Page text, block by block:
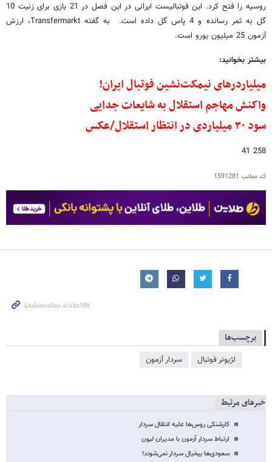
روسیه را فتح کرد. این فوتبالیست ایرانی در این فصل در 21 بازی برای زنیت 10
گل به ثمر رسانده و 4 پاس گل داده است. به گفته Transfermarkt، ارزش
آزمون 25 میلیون یورو است.
بیشتر بخوانید:
میلیاردرهای نیمکت‌نشین فوتبال ایران!
واکنش مهاجم استقلال به شایعات جدایی
سود ۳۰ میلیاردی در انتظار استقلال/عکس
258 41
کد مطلب 1591281
برچسب‌ها
لژیونر فوتبال سردار آزمون
خبرهای مرتبط
کارشنکی روس‌ها علیه انتقال سردار
ارتباط سردار آزمون با مدیران لیون
سعودی‌ها بیخیال سردار نمی‌شوند!